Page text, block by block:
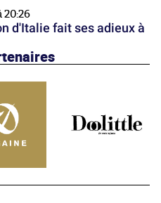
20:26
d'Italie fait ses adieux à